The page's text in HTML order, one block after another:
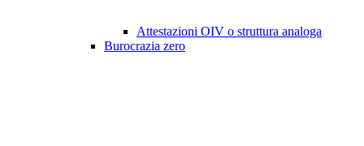
Attestazioni OIV o struttura analoga
Burocrazia zero